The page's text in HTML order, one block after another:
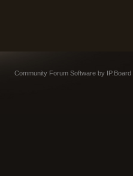
Community Forum Software by IP.Board